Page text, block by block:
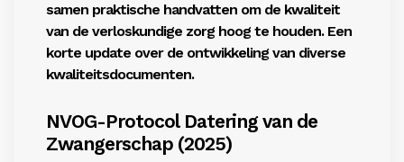
samen praktische handvatten om de kwaliteit
van de verloskundige zorg hoog te houden. Een
korte update over de ontwikkeling van diverse
kwaliteitsdocumenten.
NVOG-Protocol Datering van de
Zwangerschap (2025)